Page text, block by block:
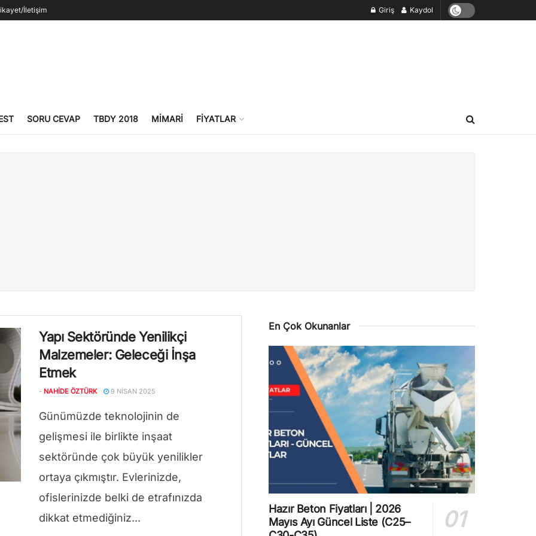
İletişim Giriş Kaydol
SORU CEVAP TBDY 2018 MIMARI FIYATLAR
Yapı Sektöründe Yenilikçi
Malzemeler: Geleceği İnşa
Etmek
- NAHIDE ÖZTÜRK 9 NISAN 2025
Günümüzde teknolojinin de
gelişmesi ile birlikte inşaat
sektöründe çok büyük yenilikler
ortaya çıkmıştır. Evlerinizde,
ofislerinizde belki de etrafınızda
dikkat etmediğiniz...
En Çok Okunanlar
Hazır Beton Fiyatları | 2026
Mayıs Ayı Güncel Liste (C25–